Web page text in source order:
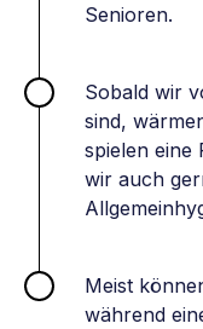
Senioren.
Sobald wir
sind,
spielen eine
wir auch
Meist
während